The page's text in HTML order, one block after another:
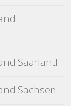
Saarland
Sachsen